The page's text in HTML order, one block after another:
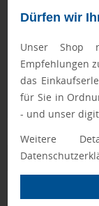
Dürfen wir
Unser Shop
Empfehlungen
das
für Sie in
- und unser
Weitere
Geprüft von
schaffen es in
Ewa